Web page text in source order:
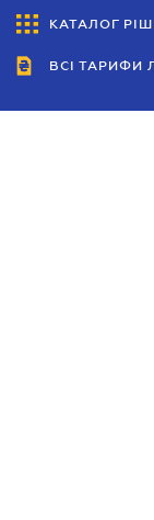
КАТАЛОГ
ВСІ ТАРИФИ